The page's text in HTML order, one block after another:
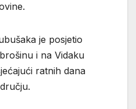
je posjetio
i na Vidaku
ratnih dana